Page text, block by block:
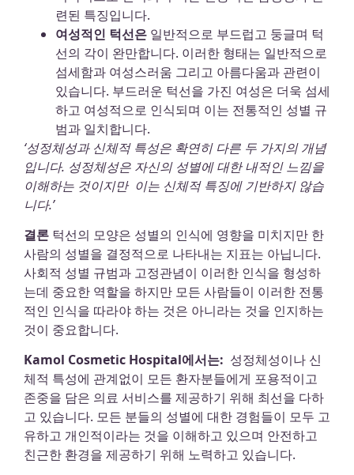
련된 특징입니다.
여성적인 턱선은 일반적으로 부드럽고 둥글며 턱
선의 각이 완만합니다. 이러한 형태는 일반적으로
섬세함과 여성스러움 그리고 아름다움과 관련이
있습니다. 부드러운 턱선을 가진 여성은 더욱 섬세
하고 여성적으로 인식되며 이는 전통적인 성별 규
범과 일치합니다.
‘성정체성과 신체적 특성은 확연히 다른 두 가지의 개념
입니다. 성정체성은 자신의 성별에 대한 내적인 느낌을
이해하는 것이지만 이는 신체적 특징에 기반하지 않습
니다.’
결론 턱선의 모양은 성별의 인식에 영향을 미치지만 한
사람의 성별을 결정적으로 나타내는 지표는 아닙니다.
사회적 성별 규범과 고정관념이 이러한 인식을 형성하
는데 중요한 역할을 하지만 모든 사람들이 이러한 전통
적인 인식을 따라야 하는 것은 아니라는 것을 인지하는
것이 중요합니다.
Kamol Cosmetic Hospital에서는: 성정체성이나 신
체적 특성에 관계없이 모든 환자분들에게 포용적이고
존중을 담은 의료 서비스를 제공하기 위해 최선을 다하
고 있습니다. 모든 분들의 성별에 대한 경험들이 모두 고
유하고 개인적이라는 것을 이해하고 있으며 안전하고
친근한 환경을 제공하기 위해 노력하고 있습니다.